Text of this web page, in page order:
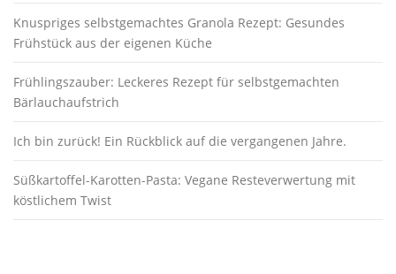
Knuspriges selbstgemachtes Granola Rezept: Gesundes
Frühstück aus der eigenen Küche
Frühlingszauber: Leckeres Rezept für selbstgemachten
Bärlauchaufstrich
Ich bin zurück! Ein Rückblick auf die vergangenen Jahre.
Süßkartoffel-Karotten-Pasta: Vegane Resteverwertung mit
köstlichem Twist